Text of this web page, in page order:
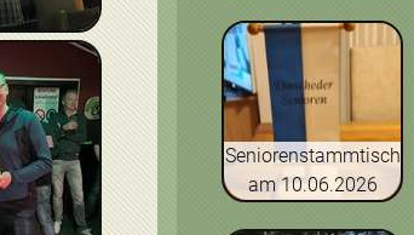
Seniorenstammtisch
am 10.06.2026